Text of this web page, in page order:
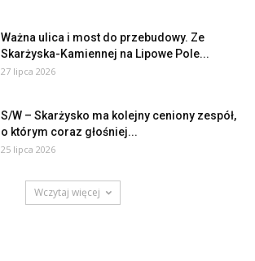
Ważna ulica i most do przebudowy. Ze
Skarżyska-Kamiennej na Lipowe Pole...
27 lipca 2026
S/W – Skarżysko ma kolejny ceniony zespół,
o którym coraz głośniej...
25 lipca 2026
Wczytaj więcej